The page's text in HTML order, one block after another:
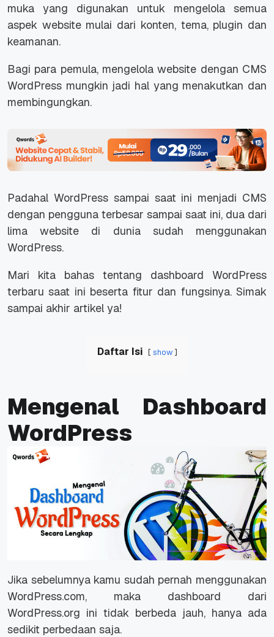
muka yang digunakan untuk mengelola semua
aspek websitemulai dari konten, tema, plugin dan
keamanan.
Bagi para pemula, mengelolawebsite dengan CMS
WordPress mungkin jadi hal yang menakutkan dan
membingungkan.
Padahal WordPress sampai saat ini menjadi CMS
dengan pengguna terbesar sampai saat ini, dua dari
limawebsite di dunia sudah menggunakan
WordPress.
Mari kita bahas tentang dashboard WordPress
terbaru saat ini beserta fitur dan fungsinya. Simak
sampai akhir artikel ya!
Daftar Isi show
Mengenal Dashboard
WordPress
Jika sebelumnya kamu sudah pernah menggunakan
WordPress.com, maka dashboard dari
WordPress.org ini tidak berbeda jauh, hanya ada
sedikit perbedaan saja.